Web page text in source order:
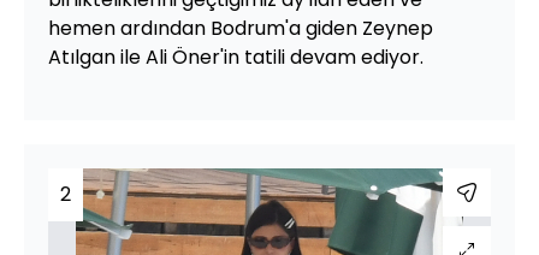
hemen ardından Bodrum'a giden Zeynep
Atılgan ile Ali Öner'in tatili devam ediyor.
2